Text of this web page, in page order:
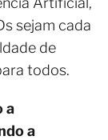
sejam cada
de
todos.
a
a